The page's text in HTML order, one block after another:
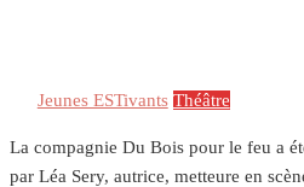
Jeunes ESTivants Théâtre
La compagnie Du Bois pour le feu a
par Léa Sery, autrice, metteure en